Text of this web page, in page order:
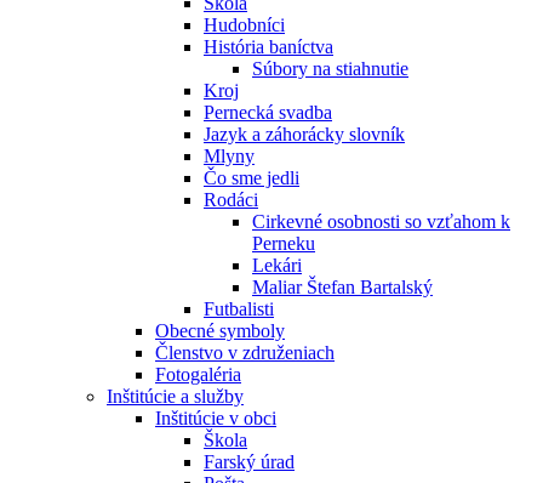
Hudobníci
História baníctva
Súbory na stiahnutie
Kroj
Pernecká svadba
Jazyk a záhorácky slovník
Mlyny
Čo sme jedli
Rodáci
Cirkevné osobnosti so vzťahom k
Perneku
Lekári
Maliar Štefan Bartalský
Futbalisti
Obecné symboly
Členstvo v združeniach
Fotogaléria
Inštitúcie a služby
Inštitúcie v obci
Škola
Farský úrad